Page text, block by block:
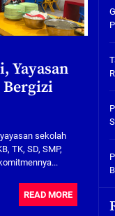
Yayasan
sekolah
TK, SD, SMP,
READ MORE